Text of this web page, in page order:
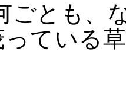
ごとも、
ている